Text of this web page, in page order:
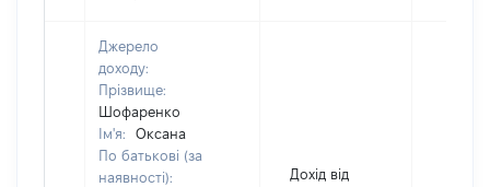
Джерело
доходу:
Прізвище:
Шофаренко
Ім'я:
Оксана
По батькові (за
наявності):
Дохід від